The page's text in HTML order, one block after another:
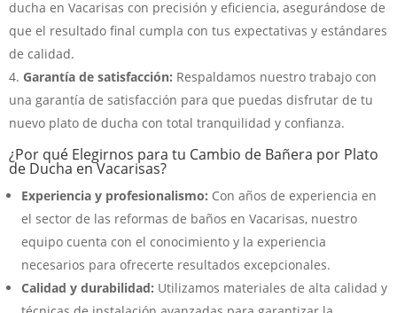
ducha en Vacarisas con precisión y eficiencia, asegurándose de
que el resultado final cumpla con tus expectativas y estándares
de calidad.
Garantía de satisfacción: Respaldamos nuestro trabajo con
una garantía de satisfacción para que puedas disfrutar de tu
nuevo plato de ducha con total tranquilidad y confianza.
¿Por qué Elegirnos para tu Cambio de Bañera por Plato
de Ducha en Vacarisas?
Experiencia y profesionalismo: Con años de experiencia en
el sector de las reformas de baños en Vacarisas, nuestro
equipo cuenta con el conocimiento y la experiencia
necesarios para ofrecerte resultados excepcionales.
Calidad y durabilidad: Utilizamos materiales de alta calidad y